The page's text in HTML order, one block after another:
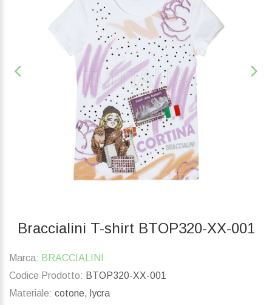
Braccialini T-shirt BTOP320-XX-001
Marca: BRACCIALINI
Codice Prodotto: BTOP320-XX-001
Materiale: cotone, lycra